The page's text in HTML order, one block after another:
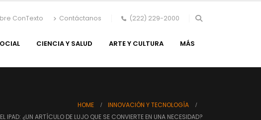
ConTexto Contáctanos (222) 229-2000
CIENCIA Y SALUD ARTE Y CULTURA MÁS
HOME
INNOVACIÓN Y TECNOLOGÍA
EL IPAD: ¿UN ARTÍCULO DE LUJO QUE SE CONVIERTE EN UNA NECESIDAD?